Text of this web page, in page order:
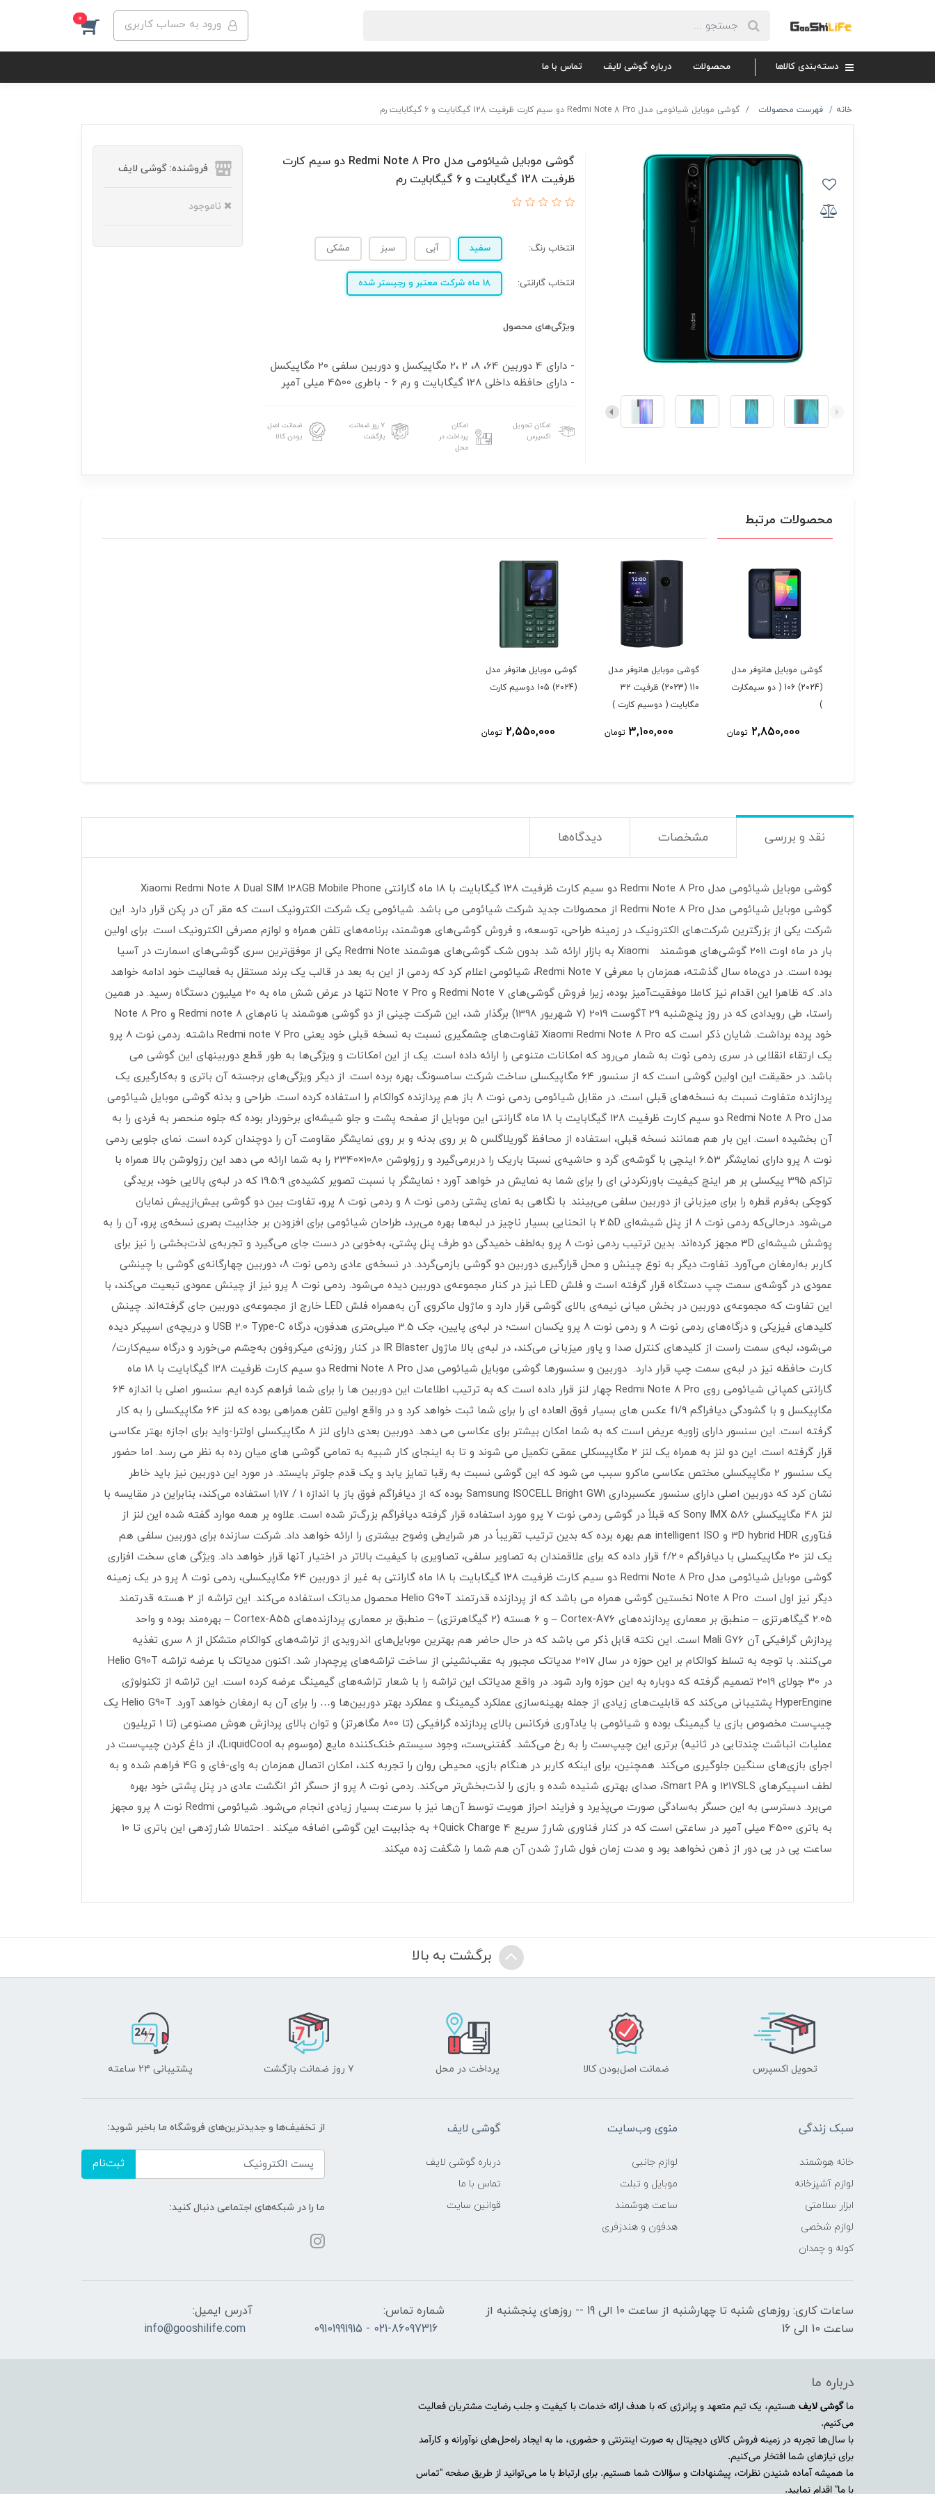
ورود به حساب کاربری 0
دسته‌بندی کالاها محصولات درباره گوشی لایف تماس با ما
خانه فهرست محصولات گوشی موبایل شیائومی مدل Redmi Note 8 Pro دو سیم کارت ظرفیت 128 گیگابایت و 6 گیگابایت رم
گوشی موبایل شیائومی مدل Redmi Note 8 Pro دو سیم کارت
ظرفیت 128 گیگابایت و 6 گیگابایت رم
انتخاب رنگ: سفید آبی سبز مشکی
انتخاب گارانتی: 18 ماه شرکت معتبر و رجیستر شده
ویژگی‌های محصول
- دارای 4 دوربین 64، 8، 2 ،2 مگاپیکسل و دوربین سلفی 20 مگاپیکسل
- دارای حافظه داخلی 128 گیگابایت و رم 6 - باطری 4500 میلی آمپر
امکان تحویل
اکسپرس
امکان
پرداخت در
محل
۷ روز ضمانت
بازگشت
ضمانت اصل
بودن کالا
فروشنده: گوشی لایف
ناموجود
محصولات مرتبط
گوشی موبایل هانوفر مدل
(2024) 106 ( دو سیمکارت
)
2,850,000 تومان
گوشی موبایل هانوفر مدل
110 (2023) ظرفیت 32
مگابایت ( دوسیم کارت )
3,100,000 تومان
گوشی موبایل هانوفر مدل
(2024) 105 دوسیم کارت
2,550,000 تومان
نقد و بررسی مشخصات دیدگاه‌ها
گوشی موبایل شیائومی مدل Redmi Note 8 Pro از محصولات جدید شرکت شیائومی می باشد. شیائومی یک شرکت الکترونیک است که مقر آن در پکن قرار دارد. این
شرکت یکی از بزرگترین شرکت‌های الکترونیک در زمینه طراحی، توسعه، و فروش گوشی‌های هوشمند، برنامه‌های تلفن همراه و لوازم مصرفی الکترونیک است. برای اولین
بار در ماه اوت 2011 گوشی‌های هوشمند Xiaomi به بازار ارائه شد. بدون شک گوشی‌های هوشمند Redmi Note یکی از موفق‌ترین سری گوشی‌های اسمارت در آسیا
بوده است. در دی‌ماه سال گذشته، همزمان با معرفی Redmi Note 7، شیائومی اعلام کرد که ردمی از این به بعد در قالب یک برند مستقل به فعالیت خود ادامه خواهد
داد. که ظاهرا این اقدام نیز کاملا موفقیت‌آمیز بوده، زیرا فروش گوشی‌های Redmi Note 7 و Note 7 Pro تنها در عرض شش ماه به 20 میلیون دستگاه رسید. در همین
راستا، طی رویدادی که در روز پنج‌شنبه 29 آگوست 2019 (7 شهریور 1398) برگذار شد، این شرکت چینی از دو گوشی هوشمند با نام‌های Redmi note 8 و Note 8 Pro
خود پرده برداشت. شایان ذکر است که Xiaomi Redmi Note 8 Pro تفاوت‌های چشمگیری نسبت به نسخه قبلی خود یعنی Redmi note 7 Pro داشته. ردمی نوت 8 پرو
یک ارتقاء انقلابی در سری ردمی نوت به شمار می‌رود که امکانات متنوعی را ارائه داده است. یک از این امکانات و ویژگی‌ها به طور قطع دوربینهای این گوشی می
باشد. در حقیقت این اولین گوشی است که از سنسور 64 مگاپیکسلی ساخت شرکت سامسونگ بهره برده است. از دیگر ویژگی‌های برجسته آن باتری و به‌کارگیری یک
پردازنده متفاوت نسبت به نسخه‌های قبلی است. در مقابل شیائومی ردمی نوت 8 باز هم پردازنده کوالکام را استفاده کرده است. طراحی و بدنه گوشی موبایل شیائومی
مدل Redmi Note 8 Pro دو سیم کارت ظرفیت 128 گیگابایت با 18 ماه گارانتی این موبایل از صفحه پشت و جلو شیشه‌ای برخوردار بوده که جلوه منحصر به فردی را به
آن بخشیده است. این بار هم همانند نسخه قبلی، استفاده از محافظ گوریلاگلس 5 بر روی بدنه و بر روی نمایشگر مقاومت آن را دو‌چندان کرده است. نمای جلویی ردمی
نوت 8 پرو دارای نمایشگر‌ 6.53 اینچی با گوشه‌ی گرد و حاشیه‌ی نسبتا باریک را دربرمی‌گیرد و رزولوشن 1080×2340 را به شما ارائه می دهد این رزولوشن بالا همراه با
تراکم 395 پیکسلی بر هر اینچ کیفیت باورنکردنی ای را برای شما به نمایش در خواهد آورد ؛ نمایشگر با نسبت تصویر کشیده‌ی 19.5:9 که در لبه‌ی بالایی خود، بریدگی
کوچکی به‌فرم قطره را برای میزبانی از دوربین سلفی می‌بینند. با نگاهی به نمای پشتی ردمی نوت 8 و ردمی نوت 8 پرو، تفاوت بین دو گوشی بیش‌ازپیش نمایان
می‌شود. درحالی‌که ردمی نوت 8 از پنل شیشه‌ای 2.5D با انحنایی بسیار ناچیز در لبه‌ها بهره می‌برد، طراحان شیائومی برای افزودن بر جذابیت بصری نسخه‌ی پرو، آن را به
پوشش شیشه‌ای 3D مجهز کرده‌اند. بدین ترتیب ردمی نوت 8 پرو به‌لطف خمیدگی دو طرف پنل پشتی، به‌خوبی در دست جای می‌گیرد و تجربه‌ی لذت‌بخشی را نیز برای
کاربر به‌ارمغان می‌آورد. تفاوت دیگر به نوع چینش و محل قرارگیری دوربین دو گوشی بازمی‌گردد. در نسخه‌ی عادی ردمی نوت 8، دوربین چهارگانه‌ی گوشی با چینشی
عمودی در گوشه‌ی سمت چپ دستگاه قرار گرفته است و فلش LED نیز در کنار مجموعه‌ی دوربین دیده می‌شود. ردمی نوت 8 پرو نیز از چینش عمودی تبعیت می‌کند، با
این تفاوت که مجموعه‌ی دوربین در بخش میانی نیمه‌ی بالای گوشی قرار دارد و ماژول ماکروی آن به‌همراه فلش LED خارج از مجموعه‌ی دوربین جای گرفته‌اند. چینش
کلیدهای فیزیکی و درگاه‌های ردمی نوت 8 و ردمی نوت 8 پرو یکسان است؛ در لبه‌ی پایین، جک 3.5 میلی‌متری هدفون، درگاه USB 2.0 Type-C و دریچه‌ی اسپیکر دیده
می‌شود، لبه‌ی سمت راست از کلیدهای کنترل صدا و پاور میزبانی می‌کند، در لبه‌ی بالا ماژول IR Blaster در کنار روزنه‌ی میکروفون به‌چشم می‌خورد و درگاه سیم‌کارت/
کارت حافظه نیز در لبه‌ی سمت چپ قرار دارد. دوربین و سنسورها گوشی موبایل شیائومی مدل Redmi Note 8 Pro دو سیم کارت ظرفیت 128 گیگابایت با 18 ماه
گارانتی کمپانی شیائومی روی Redmi Note 8 Pro چهار لنز قرار داده است که به ترتیب اطلاعات این دوربین ها را برای شما فراهم کرده ایم. سنسور اصلی با اندازه 64
مگاپیکسل و با گشودگی دیافراگم f1/9 عکس های بسیار فوق العاده ای را برای شما ثبت خواهد کرد و در واقع اولین تلفن همراهی بوده که لنز 64 مگاپیکسلی را به کار
گرفته است. این سنسور دارای زاویه عریض است که به شما امکان بیشتر برای عکاسی می دهد. دوربین بعدی دارای لنز 8 مگاپیکسلی اولترا-واید برای اجازه بهتر عکاسی
قرار گرفته است. این دو لنز به همراه یک لنز 2 مگاپیسکلی عمقی تکمیل می شوند و تا به اینجای کار شبیه به تمامی گوشی های میان رده به نظر می رسد. اما حضور
یک سنسور 2 مگاپیکسلی مختص عکاسی ماکرو سبب می شود که این گوشی نسبت به رقبا تمایز یابد و یک قدم جلوتر بایستد. در مورد این دوربین نیز باید خاطر
نشان کرد که دوربین اصلی دارای سنسور عکسبرداری Samsung ISOCELL Bright GW1 بوده که از دیافراگم فوق باز با اندازه 1 / 1٫17 استفاده می‌کند، بنابراین در مقایسه با
لنز 48 مگاپیکسلی Sony IMX 586 که قبلاً در گوشی ردمی نوت 7 پرو مورد استفاده قرار گرفته دیافراگم بزرگ‌تر شده است. علاوه بر همه موارد گفته شده این لنز از
فنآوری 3D hybrid HDR و intelligent ISO هم بهره برده که بدین ترتیب تقریباً در هر شرایطی وضوح بیشتری را ارائه خواهد داد. شرکت سازنده برای دوربین سلفی هم
یک لنز 20 مگاپیکسلی با دیافراگم f/2.0 قرار داده که برای علاقمندان به تصاویر سلفی، تصاویری با کیفیت بالاتر در اختیار آنها قرار خواهد داد. ویژگی های سخت افزاری
گوشی موبایل شیائومی مدل Redmi Note 8 Pro دو سیم کارت ظرفیت 128 گیگابایت با 18 ماه گارانتی به غیر از دوربین 64 مگاپیکسلی، ردمی نوت 8 پرو در یک زمینه
دیگر نیز اول است. Note 8 Pro نخستین گوشی همراه می باشد که از پردازنده قدرتمند Helio G90T محصول مدیاتک استفاده می‌کند. این تراشه از 2 هسته قدرتمند
2.05 گیگاهرتزی – منطبق بر معماری پردازنده‌های Cortex-A76 – و 6 هسته (2 گیگاهرتزی) – منطبق بر معماری پردازنده‌های Cortex-A55 – بهره‌مند بوده و واحد
پردازش گرافیکی آن Mali G76 است. این نکته قابل ذکر می باشد که در حال حاضر هم بهترین موبایل‌های اندرویدی از تراشه‌های کوالکام متشکل از 8 سری تغذیه
می‌کنند. با توجه به تسلط کوالکام بر این حوزه در سال 2017 مدیاتک مجبور به عقب‌نشینی از ساخت تراشه‌های پرچم‌دار شد. اکنون مدیاتک با عرضه تراشه Helio G90T
در 30 جولای 2019 تصمیم گرفته که دوباره به این حوزه وارد شود. در واقع مدیاتک این تراشه را با شعار تراشه‌های گیمینگ عرضه کرده است. این تراشه از تکنولوژی
HyperEngine پشتیبانی می‌کند که قابلیت‌های زیادی از جمله بهینه‌سازی عملکرد گیمینگ و عملکرد بهتر دوربین‌ها و… را برای آن به ارمغان خواهد آورد. Helio G90T یک
چیپ‌ست مخصوص بازی یا گیمینگ بوده و شیائومی با یادآوری فرکانس بالای پردازنده گرافیکی (تا 800 مگاهرتز) و توان بالای پردازش هوش مصنوعی (تا 1 تریلیون
عملیات انباشت چندتایی در ثانیه) برتری این چیپ‌ست را به رخ می‌کشد. گفتنی‌ست، وجود سیستم خنک‌کننده مایع (موسوم به LiquidCool)، از داغ کردن چیپ‌ست در
اجرای بازی‌های سنگین جلوگیری می‌کند. همچنین، برای اینکه کاربر در هنگام بازی، محیطی روان را تجربه کند، امکان اتصال همزمان به وای-فای و 4G فراهم شده و به
لطف اسپیکرهای 1217SLS و Smart PA، صدای بهتری شنیده شده و بازی را لذت‌بخش‌تر می‌کند. ردمی نوت 8 پرو از حسگر اثر انگشت عادی در پنل پشتی خود بهره
می‌برد. دسترسی به این حسگر به‌سادگی صورت می‌پذیرد و فرایند احراز هویت توسط آن‌ها نیز با سرعت بسیار زیادی انجام می‌شود. شیائومی Redmi نوت 8 پرو مجهز
به باتری 4500 میلی آمپر در ساعتی است که در کنار فناوری شارژ سریع Quick Charge 4+ به جذابیت این گوشی اضافه میکند . احتمالا شارژدهی این باتری تا 10
ساعت پی در پی دور از ذهن نخواهد بود و مدت زمان فول شارژ شدن آن هم شما را شگفت زده می‎کند.
برگشت به بالا
تحویل اکسپرس ضمانت اصل‌بودن کالا پرداخت در محل ۷ روز ضمانت بازگشت پشتیبانی ۲۴ ساعته
سبک زندگی
خانه هوشمند
لوازم آشپزخانه
ابزار سلامتی
لوازم شخصی
کوله و چمدان
منوی وب‌سایت
لوازم جانبی
موبایل و تبلت
ساعت هوشمند
هدفون و هندزفری
گوشی لایف
درباره گوشی لایف
تماس با ما
قوانین سایت
از تخفیف‌ها و جدیدترین‌های فروشگاه ما باخبر شوید:
ثبت‌نام
ما را در شبکه‌های اجتماعی دنبال کنید:
ساعات کاری: روزهای شنبه تا چهارشنبه از ساعت 10 الی 19 -- روزهای پنجشنبه از
ساعت 10 الی 16
شماره تماس:
021-86097316 - 09101991915
آدرس ایمیل:
info@gooshilife.com
درباره ما
ماگوشی لایف هستیم، یک تیم متعهد و پرانرژی که با هدف ارائه خدمات با کیفیت و جلب رضایت مشتریان فعالیت
می‌کنیم.
با سال‌ها تجربه در زمینه فروش کالای دیجیتال به صورت اینترنتی و حضوری، ما به ایجاد راه‌حل‌های نوآورانه و کارآمد
برای نیازهای شما افتخار می‌کنیم.
ما همیشه آماده شنیدن نظرات، پیشنهادات و سؤالات شما هستیم. برای ارتباط با ما می‌توانید از طریق صفحه "تماس
با ما" اقدام نمایید.